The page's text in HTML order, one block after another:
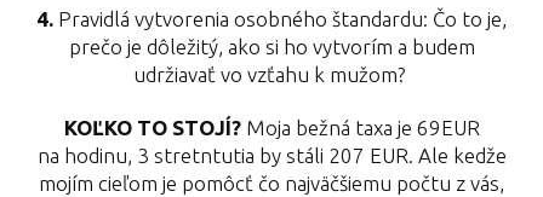
4. Pravidlá vytvorenia osobného štandardu: Čo to je,
prečo je dôležitý, ako si ho vytvorím a budem
udržiavať vo vzťahu k mužom?
KOĽKO TO STOJÍ?Moja bežná taxa je 69EUR
na hodinu, 3 stretntutia by stáli 207 EUR. Ale kedže
mojím cieľom je pomôcť čo najväčšiemu počtu z vás,